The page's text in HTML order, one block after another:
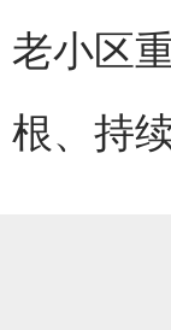
老小区
根、持